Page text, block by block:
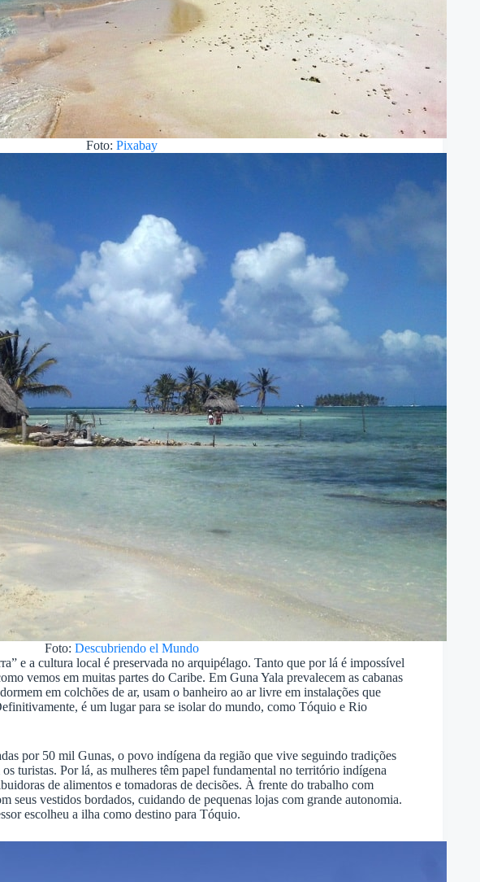
Foto: Pixabay
Foto: Descubriendo el Mundo
e a cultura local é preservada no arquipélago. Tanto que por lá é impossível
vemos em muitas partes do Caribe. Em Guna Yala prevalecem as cabanas
em colchões de ar, usam o banheiro ao ar livre em instalações que
é um lugar para se isolar do mundo, como Tóquio e Rio
por 50 mil Gunas, o povo indígena da região que vive seguindo tradições
turistas. Por lá, as mulheres têm papel fundamental no território indígena
de alimentos e tomadoras de decisões. À frente do trabalho com
seus vestidos bordados, cuidando de pequenas lojas com grande autonomia.
escolheu a ilha como destino para Tóquio.